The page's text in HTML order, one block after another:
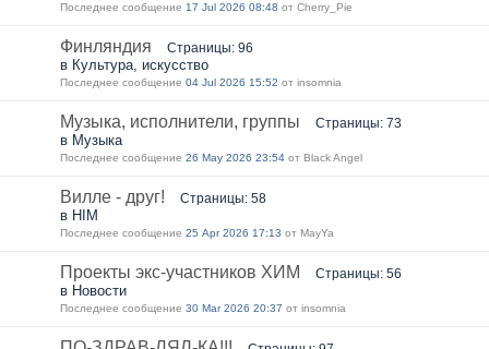
Последнее сообщение 17 Jul 2026 08:48 от Cherry_Pie
Финляндия Страницы: 96
в Культура, искусство
Последнее сообщение 04 Jul 2026 15:52 от insomnia
Музыка, исполнители, группы Страницы: 73
в Музыка
Последнее сообщение 26 May 2026 23:54 от Black Angel
Вилле - друг! Страницы: 58
в HIM
Последнее сообщение 25 Apr 2026 17:13 от MayYa
Проекты экс-участников ХИМ Страницы: 56
в Новости
Последнее сообщение 30 Mar 2026 20:37 от insomnia